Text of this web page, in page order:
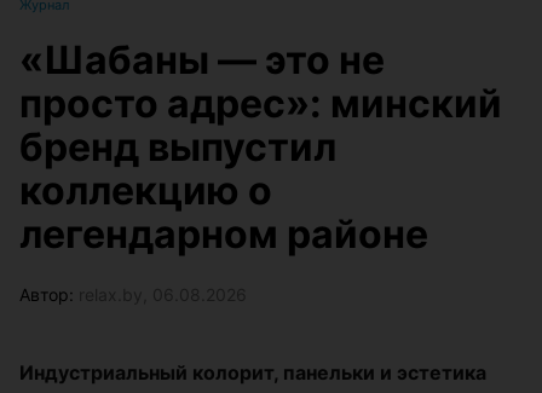
Журнал
«Шабаны — это не
просто адрес»: минский
бренд выпустил
коллекцию о
легендарном районе
Автор:
Индустриальный колорит, панельки и эстетика